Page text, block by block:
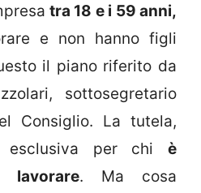
tra 18 e i 59 anni,
e non hanno figli
il piano riferito da
sottosegretario
Consiglio. La tutela,
esclusiva per chi è
lavorare. Ma cosa